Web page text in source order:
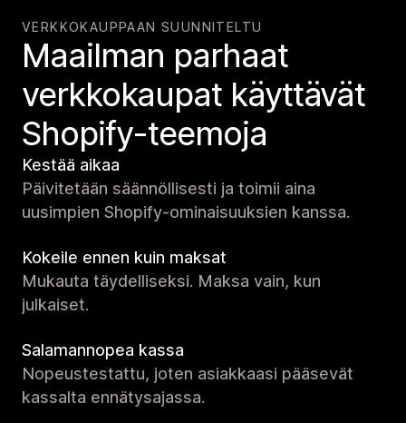
VERKKOKAUPPAAN SUUNNITELTU
Maailman parhaat
verkko­kaupat käyttävät
Shopify-teemoja
Kestää aikaa
Päivitetään säännöllisesti ja toimii aina
uusimpien Shopify-ominaisuuksien kanssa.
Kokeile ennen kuin maksat
Mukauta täydelliseksi. Maksa vain, kun
julkaiset.
Salamannopea kassa
Nopeustestattu, joten asiakkaasi pääsevät
kassalta ennätysajassa.